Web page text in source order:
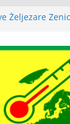
Željezare
i